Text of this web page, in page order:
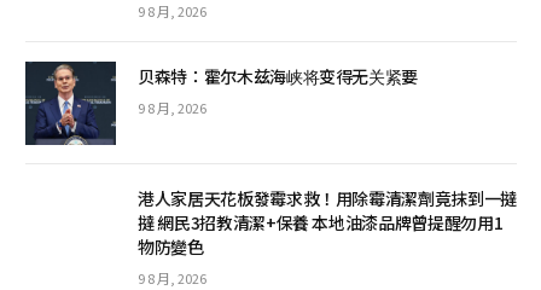
9 8 月, 2026
贝森特：霍尔木兹海峡将变得无关紧要
9 8 月, 2026
港人家居天花板發霉求救！用除霉清潔劑竟抹到一撻
撻 網民3招教清潔+保養 本地油漆品牌曾提醒勿用1
物防變色
9 8 月, 2026